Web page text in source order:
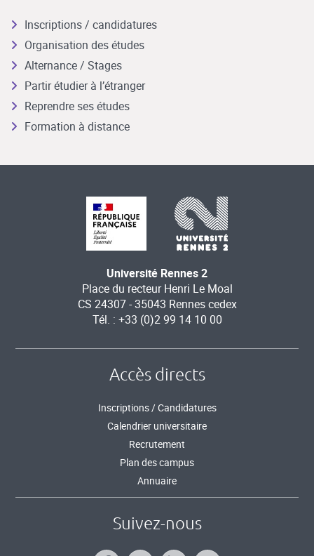
Inscriptions / candidatures
Organisation des études
Alternance / Stages
Partir étudier à l’étranger
Reprendre ses études
Formation à distance
Université Rennes 2
Place du recteur Henri Le Moal
CS 24307 - 35043 Rennes cedex
Tél. : +33 (0)2 99 14 10 00
Accès directs
Inscriptions / Candidatures
Calendrier universitaire
Recrutement
Plan des campus
Annuaire
Suivez-nous